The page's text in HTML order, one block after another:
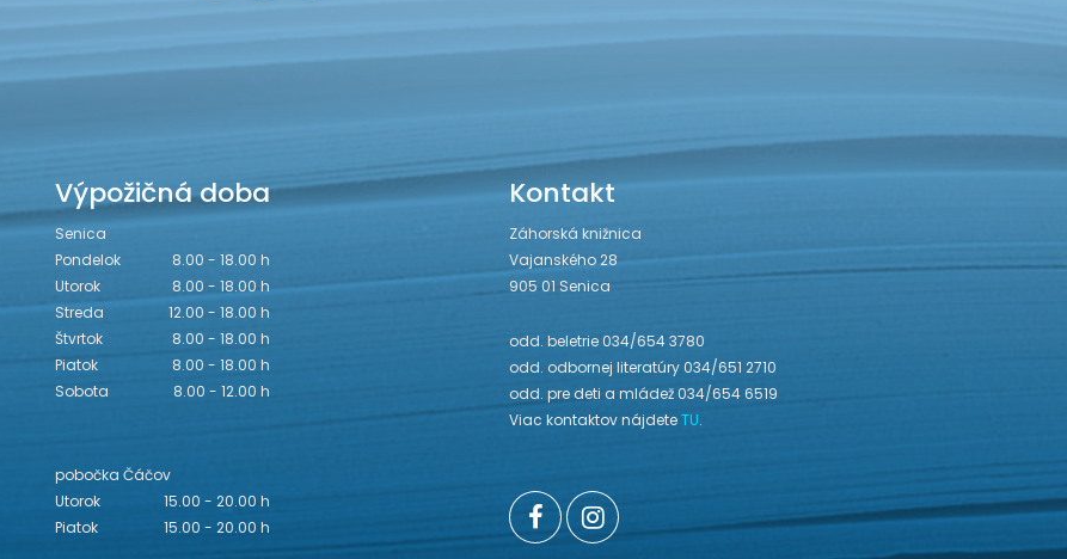
Výpožičná doba
Senica
Pondelok
8.00 - 18.00 h
Utorok
8.00 - 18.00 h
Streda
12.00 - 18.00 h
Štvrtok
8.00 - 18.00 h
Piatok
8.00 - 18.00 h
Sobota
8.00 - 12.00 h
pobočka Čáčov
Utorok
15.00 - 20.00 h
Piatok
15.00 - 20.00 h
Kontakt
Záhorská knižnica
Vajanského 28
905 01 Senica
odd. beletrie 034/654 3780
odd. odbornej literatúry 034/651 2710
odd. pre deti a mládež 034/654 6519
Viac kontaktov nájdeteTU.